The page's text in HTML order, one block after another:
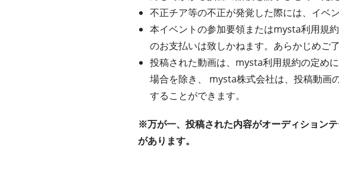
不正チア等の不正が発覚した際には、イベ
本イベントの参加要領またはmysta利用規
のお支払いは致しかねます。あらかじめご了
投稿された動画は、mysta利用規約の定め
場合を除き、 mysta株式会社は、投稿動画
することができます。
※万が一、投稿された内容がオーディション
があります。